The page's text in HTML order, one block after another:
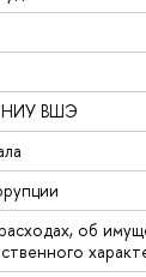
НИУ ВШЭ
об